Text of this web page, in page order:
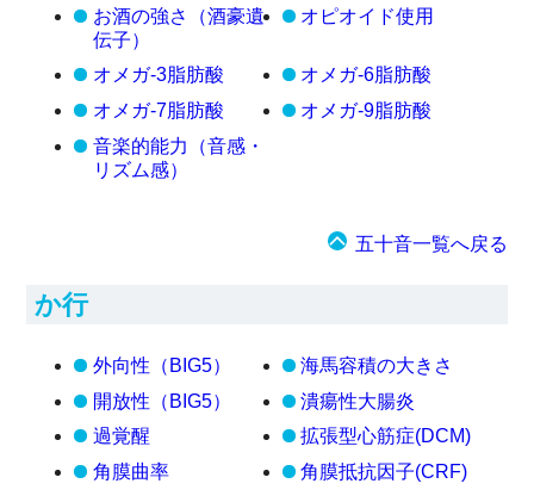
お酒の強さ（酒豪遺
伝子）
オピオイド使用
オメガ-3脂肪酸
オメガ-6脂肪酸
オメガ-7脂肪酸
オメガ-9脂肪酸
音楽的能力（音感・
リズム感）
五十音一覧へ戻る
か行
外向性（BIG5）
海馬容積の大きさ
開放性（BIG5）
潰瘍性大腸炎
過覚醒
拡張型心筋症(DCM)
角膜曲率
角膜抵抗因子(CRF)